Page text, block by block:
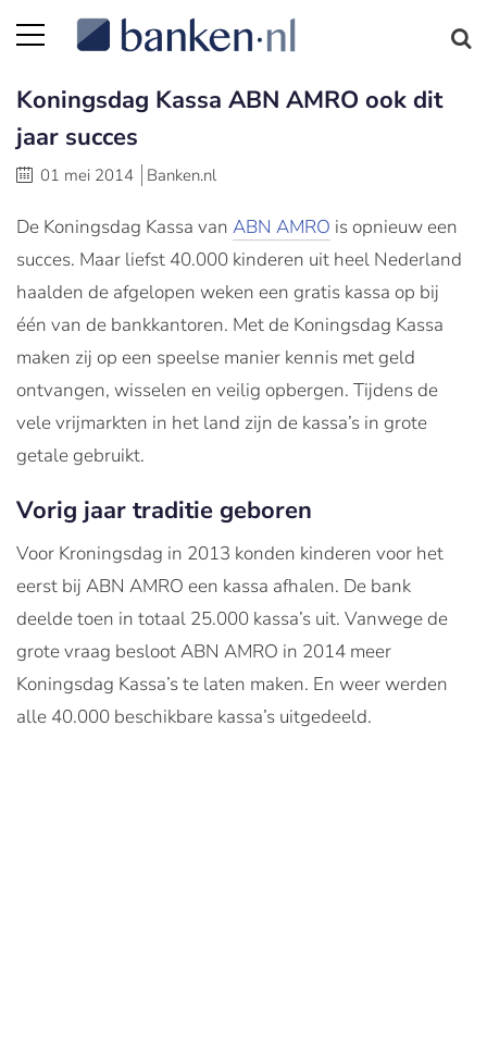
Koningsdag Kassa ABN AMRO ook dit
jaar succes
01 mei 2014 Banken.nl
De Koningsdag Kassa van ABN AMRO is opnieuw een
succes. Maar liefst 40.000 kinderen uit heel Nederland
haalden de afgelopen weken een gratis kassa op bij
één van de bankkantoren. Met de Koningsdag Kassa
maken zij op een speelse manier kennis met geld
ontvangen, wisselen en veilig opbergen. Tijdens de
vele vrijmarkten in het land zijn de kassa’s in grote
getale gebruikt.
Vorig jaar traditie geboren
Voor Kroningsdag in 2013 konden kinderen voor het
eerst bij ABN AMRO een kassa afhalen. De bank
deelde toen in totaal 25.000 kassa’s uit. Vanwege de
grote vraag besloot ABN AMRO in 2014 meer
Koningsdag Kassa’s te laten maken. En weer werden
alle 40.000 beschikbare kassa’s uitgedeeld.